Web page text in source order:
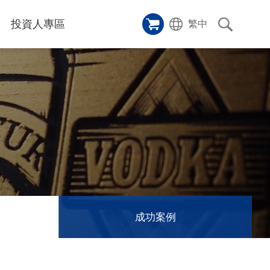
雷射切割機
品櫥窗
用影片
功案例
活動
投資人專區
區
繁中
成功案例